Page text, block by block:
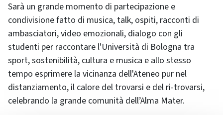
Sarà un grande momento di partecipazione e
condivisione fatto di musica, talk, ospiti, racconti di
ambasciatori, video emozionali, dialogo con gli
studenti per raccontare l'Università di Bologna tra
sport, sostenibilità, cultura e musica e allo stesso
tempo esprimere la vicinanza dell'Ateneo pur nel
distanziamento, il calore del trovarsi e del ri-trovarsi,
celebrando la grande comunità dell’Alma Mater.